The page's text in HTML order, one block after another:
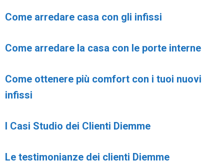
Come arredare casa con gli infissi
Come arredare la casa con le porte interne
Come ottenere più comfort con i tuoi nuovi
infissi
I Casi Studio dei Clienti Diemme
Le testimonianze dei clienti Diemme